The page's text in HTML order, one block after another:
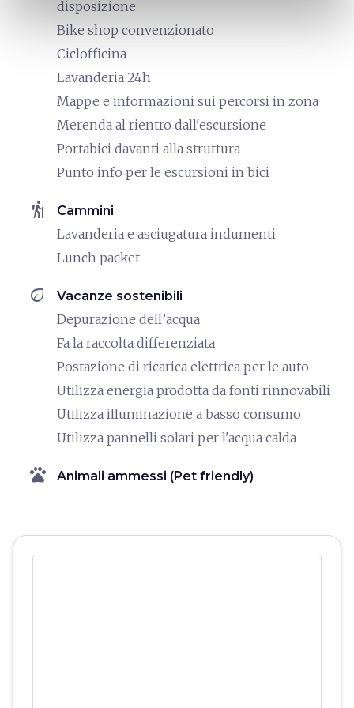
disposizione
Bike shop convenzionato
Ciclofficina
Lavanderia 24h
Mappe e informazioni sui percorsi in zona
Merenda al rientro dall'escursione
Portabici davanti alla struttura
Punto info per le escursioni in bici
hiking Cammini
Lavanderia e asciugatura indumenti
Lunch packet
eco Vacanze sostenibili
Depurazione dell’acqua
Fa la raccolta differenziata
Postazione di ricarica elettrica per le auto
Utilizza energia prodotta da fonti rinnovabili
Utilizza illuminazione a basso consumo
Utilizza pannelli solari per l'acqua calda
pets Animali ammessi (Pet friendly)